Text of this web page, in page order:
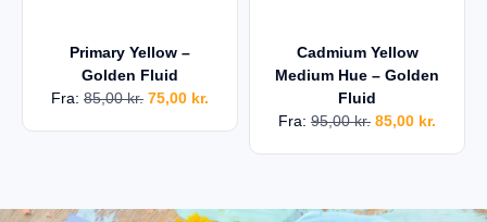
Primary Yellow –
Golden Fluid
Fra: 85,00kr. 75,00 kr.
Cadmium Yellow
Medium Hue – Golden
Fluid
Fra: 95,00kr. 85,00 kr.